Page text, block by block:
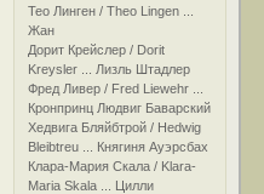
Тео Линген / Theo Lingen ...
Жан
Дорит Крейслер / Dorit
Kreysler ... Лизль Штадлер
Фред Ливер / Fred Liewehr ...
Кронпринц Людвиг Баварский
Хедвига Бляйбтрой / Hedwig
Bleibtreu ... Княгиня Ауэрсбах
Клара-Мария Скала / Klara-
Maria Skala ... Цилли